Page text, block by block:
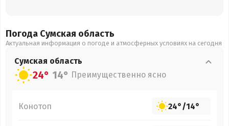
Погода Сумская область
Актуальная информация о погоде и атмосферных условиях на сегодня
Сумская область
24° 14° Преимущественно ясно
Конотоп 24°/14°